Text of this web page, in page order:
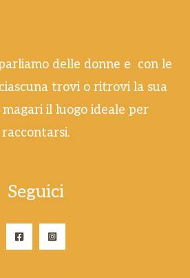
delle donne e con le
trovi o ritrovi la sua
magari il luogo ideale per
raccontarsi.
Seguici